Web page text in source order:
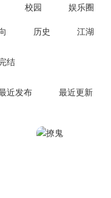
校园 娱乐圈
历史 江湖
结
近发布 最近更新